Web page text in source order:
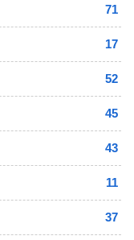
71
17
52
45
43
11
37